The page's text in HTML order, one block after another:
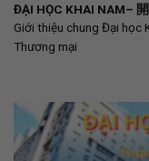
ĐẠI HỌC KHAI NAM–
Giới thiệu chung Đại học
Thương mại